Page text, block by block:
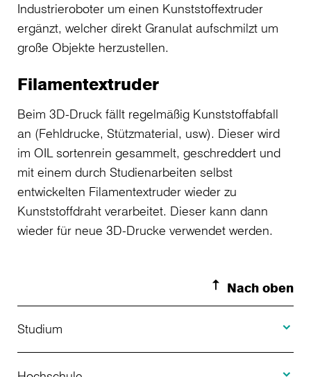
Industrieroboter um einen Kunststoffextruder
ergänzt, welcher direkt Granulat aufschmilzt um
große Objekte herzustellen.
Filamentextruder
Beim 3D-Druck fällt regelmäßig Kunststoffabfall
an (Fehldrucke, Stützmaterial, usw). Dieser wird
im OIL sortenrein gesammelt, geschreddert und
mit einem durch Studienarbeiten selbst
entwickelten Filamentextruder wieder zu
Kunststoffdraht verarbeitet. Dieser kann dann
wieder für neue 3D-Drucke verwendet werden.
Nach oben
Studium